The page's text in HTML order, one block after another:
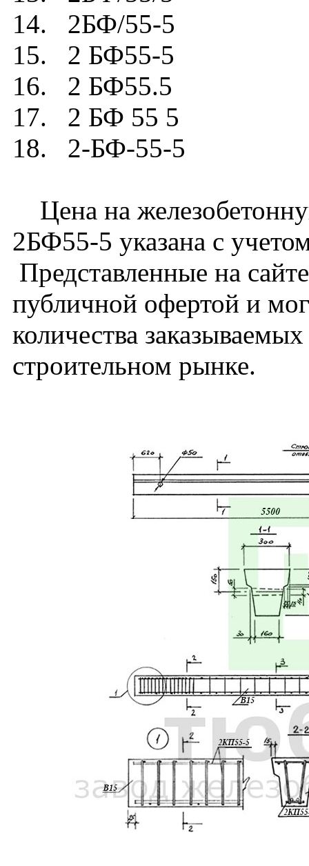
14. 2БФ/55-5
15. 2 БФ55-5
16. 2 БФ55.5
17. 2 БФ 55 5
18. 2-БФ-55-5
Цена на
2БФ55-5 указана с
Представленные на
публичной офертой и
количества
строительном рынке.